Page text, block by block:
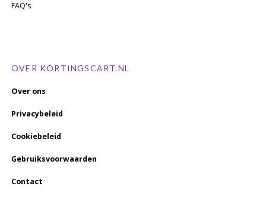
FAQ's
OVER KORTINGSCART.NL
Over ons
Privacybeleid
Cookiebeleid
Gebruiksvoorwaarden
Contact